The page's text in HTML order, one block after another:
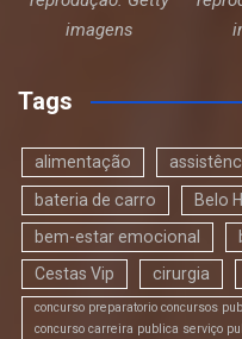
imagens
Tags
alimentação
bateria de carro Belo
bem-estar emocional
Cestas Vip
cirurgia
concurso preparatorio concursos
concurso carreira publica serviço